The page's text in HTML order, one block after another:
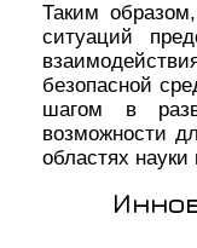
Таким
ситуаций
безопасной
шагом в
возможности
областях науки